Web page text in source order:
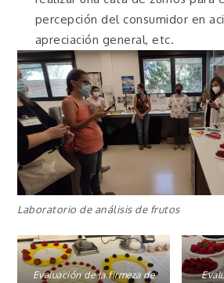
percepción del consumidor en
apreciación general, etc.
Laboratorio de análisis de frutos
Evaluación de la firmeza de